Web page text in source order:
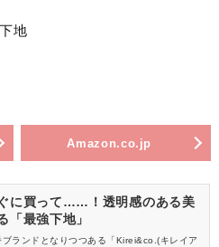
地
Amazon.co.jp
に買って……！透明感のある美
「最強下地」
ブランドとなりつつある「Kirei&co.(キレイア